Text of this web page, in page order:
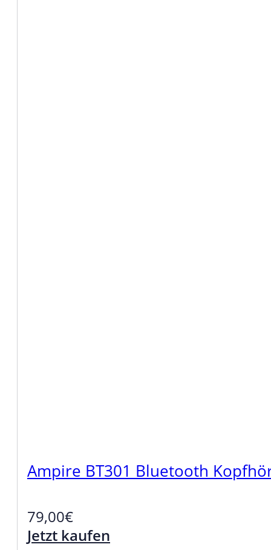
Ampire BT301 Bluetooth
79,00€
Jetzt kaufen